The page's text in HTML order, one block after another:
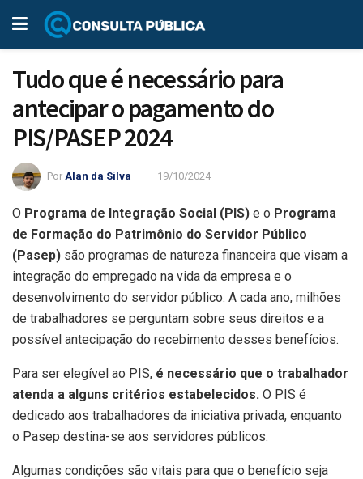
Tudo que é necessário para
antecipar o pagamento do
PIS/PASEP 2024
Por Alan da Silva 19/10/2024
O Programa de Integração Social (PIS) e o Programa
de Formação do Patrimônio do Servidor Público
(Pasep) são programas de natureza financeira que visam a
integração do empregado na vida da empresa e o
desenvolvimento do servidor público. A cada ano, milhões
de trabalhadores se perguntam sobre seus direitos e a
possível antecipação do recebimento desses benefícios.
Para ser elegível ao PIS, é necessário que o trabalhador
atenda a alguns critérios estabelecidos. O PIS é
dedicado aos trabalhadores da iniciativa privada, enquanto
o Pasep destina-se aos servidores públicos.
Algumas condições são vitais para que o benefício seja